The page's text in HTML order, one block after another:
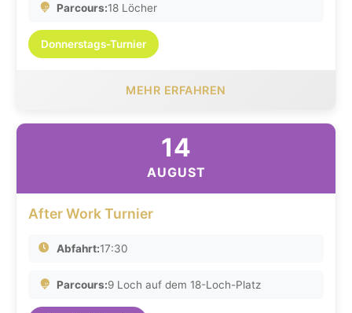
Parcours:18 Löcher
Donnerstags-Turnier
MEHR ERFAHREN
14
AUGUST
After Work Turnier
Abfahrt:17:30
Parcours:9 Loch auf dem 18-Loch-Platz